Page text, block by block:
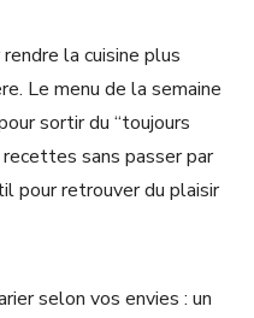
la cuisine plus
Le menu de la semaine
sortir du “toujours
sans passer par
pour retrouver du plaisir
selon vos envies : un